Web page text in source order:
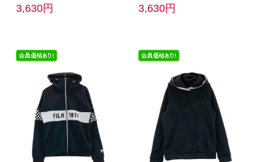
3,630円 3,630円